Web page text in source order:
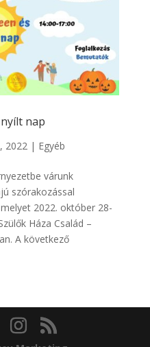
nap
2022| Egyéb
várunk
szórakozással
2022. október 28-
Háza Család –
A következő